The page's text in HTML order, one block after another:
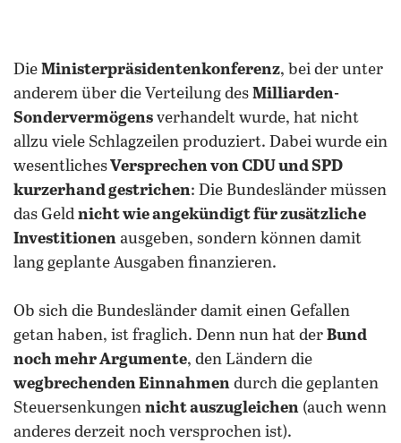
Die Ministerpräsidentenkonferenz, bei der unter
anderem über die Verteilung des Milliarden-
Sondervermögens verhandelt wurde, hat nicht
allzu viele Schlagzeilen produziert. Dabei wurde ein
wesentlichesVersprechen von CDU und SPD
kurzerhand gestrichen: Die Bundesländer müssen
das Geld nicht wie angekündigt für zusätzliche
Investitionen ausgeben, sondern können damit
lang geplante Ausgaben finanzieren.
Ob sich die Bundesländer damit einen Gefallen
getan haben, ist fraglich. Denn nun hat der Bund
noch mehr Argumente, den Ländern die
wegbrechenden Einnahmen durch die geplanten
Steuersenkungen nicht auszugleichen (auch wenn
anderes derzeit noch versprochen ist).